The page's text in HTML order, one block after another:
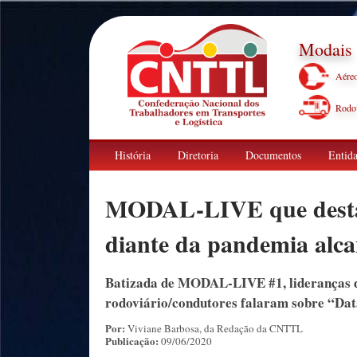
Modais
História Diretoria Documentos
MODAL-LIVE que
diante da pandemia
Batizada de MODAL-LIVE #1, lideranças
rodoviário/condutores falaram sobre
Por: Viviane Barbosa, da Redação da CNTTL
Publicação: 09/06/2020